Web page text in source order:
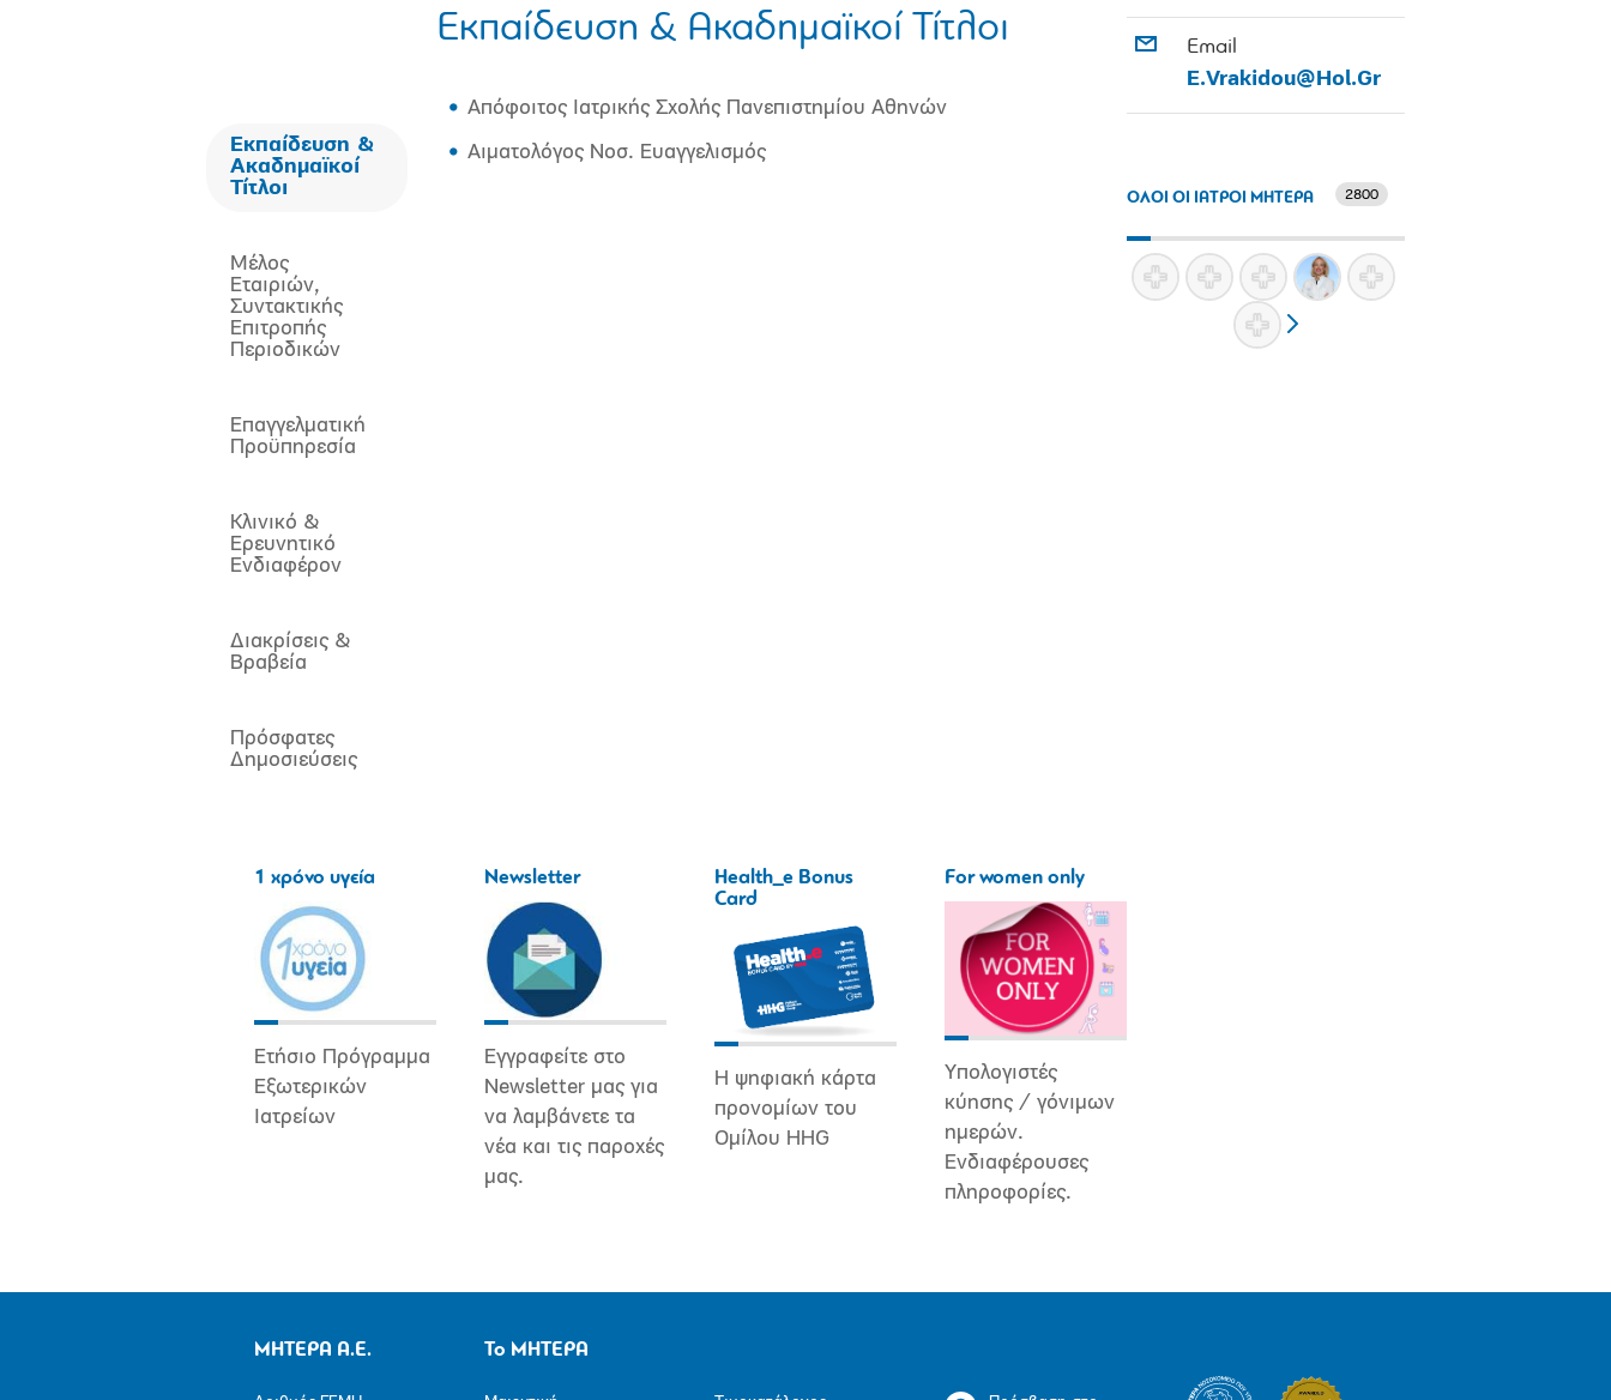
Εκπαίδευση &
Ακαδημαϊκοί
Τίτλοι
Μέλος
Εταιριών,
Συντακτικής
Επιτροπής
Περιοδικών
Επαγγελματική
Προϋπηρεσία
Κλινικό &
Ερευνητικό
Ενδιαφέρον
Διακρίσεις &
Βραβεία
Πρόσφατες
Δημοσιεύσεις
Εκπαίδευση & Ακαδημαϊκοί Τίτλοι
Απόφοιτος Ιατρικής Σχολής Πανεπιστημίου Αθηνών
Αιματολόγος Νοσ. Ευαγγελισμός
Email
E.Vrakidou@Hol.Gr
ΟΛΟΙ ΟΙ ΙΑΤΡΟΙ ΜΗΤΕΡΑ 2800
1 χρόνο υγεία
Ετήσιο Πρόγραμμα
Εξωτερικών
Ιατρείων
Newsletter
Εγγραφείτε στο
Newsletter μας για
να λαμβάνετε τα
νέα και τις παροχές
μας.
Health_e Bonus
Card
Η ψηφιακή κάρτα
προνομίων του
Ομίλου HHG
For women only
Υπολογιστές
κύησης / γόνιμων
ημερών.
Ενδιαφέρουσες
πληροφορίες.
ΜΗΤΕΡΑ Α.Ε. Το ΜΗΤΕΡΑ